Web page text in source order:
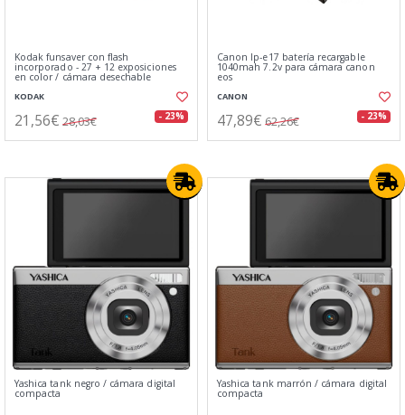
Kodak funsaver con flash
incorporado - 27 + 12 exposiciones
en color / cámara desechable
KODAK
21,56€ 28,03€ - 23%
Canon lp-e17 batería recargable
1040mah 7.2v para cámara canon
eos
CANON
47,89€ 62,26€ - 23%
Yashica tank negro / cámara digital
compacta
Yashica tank marrón / cámara digital
compacta